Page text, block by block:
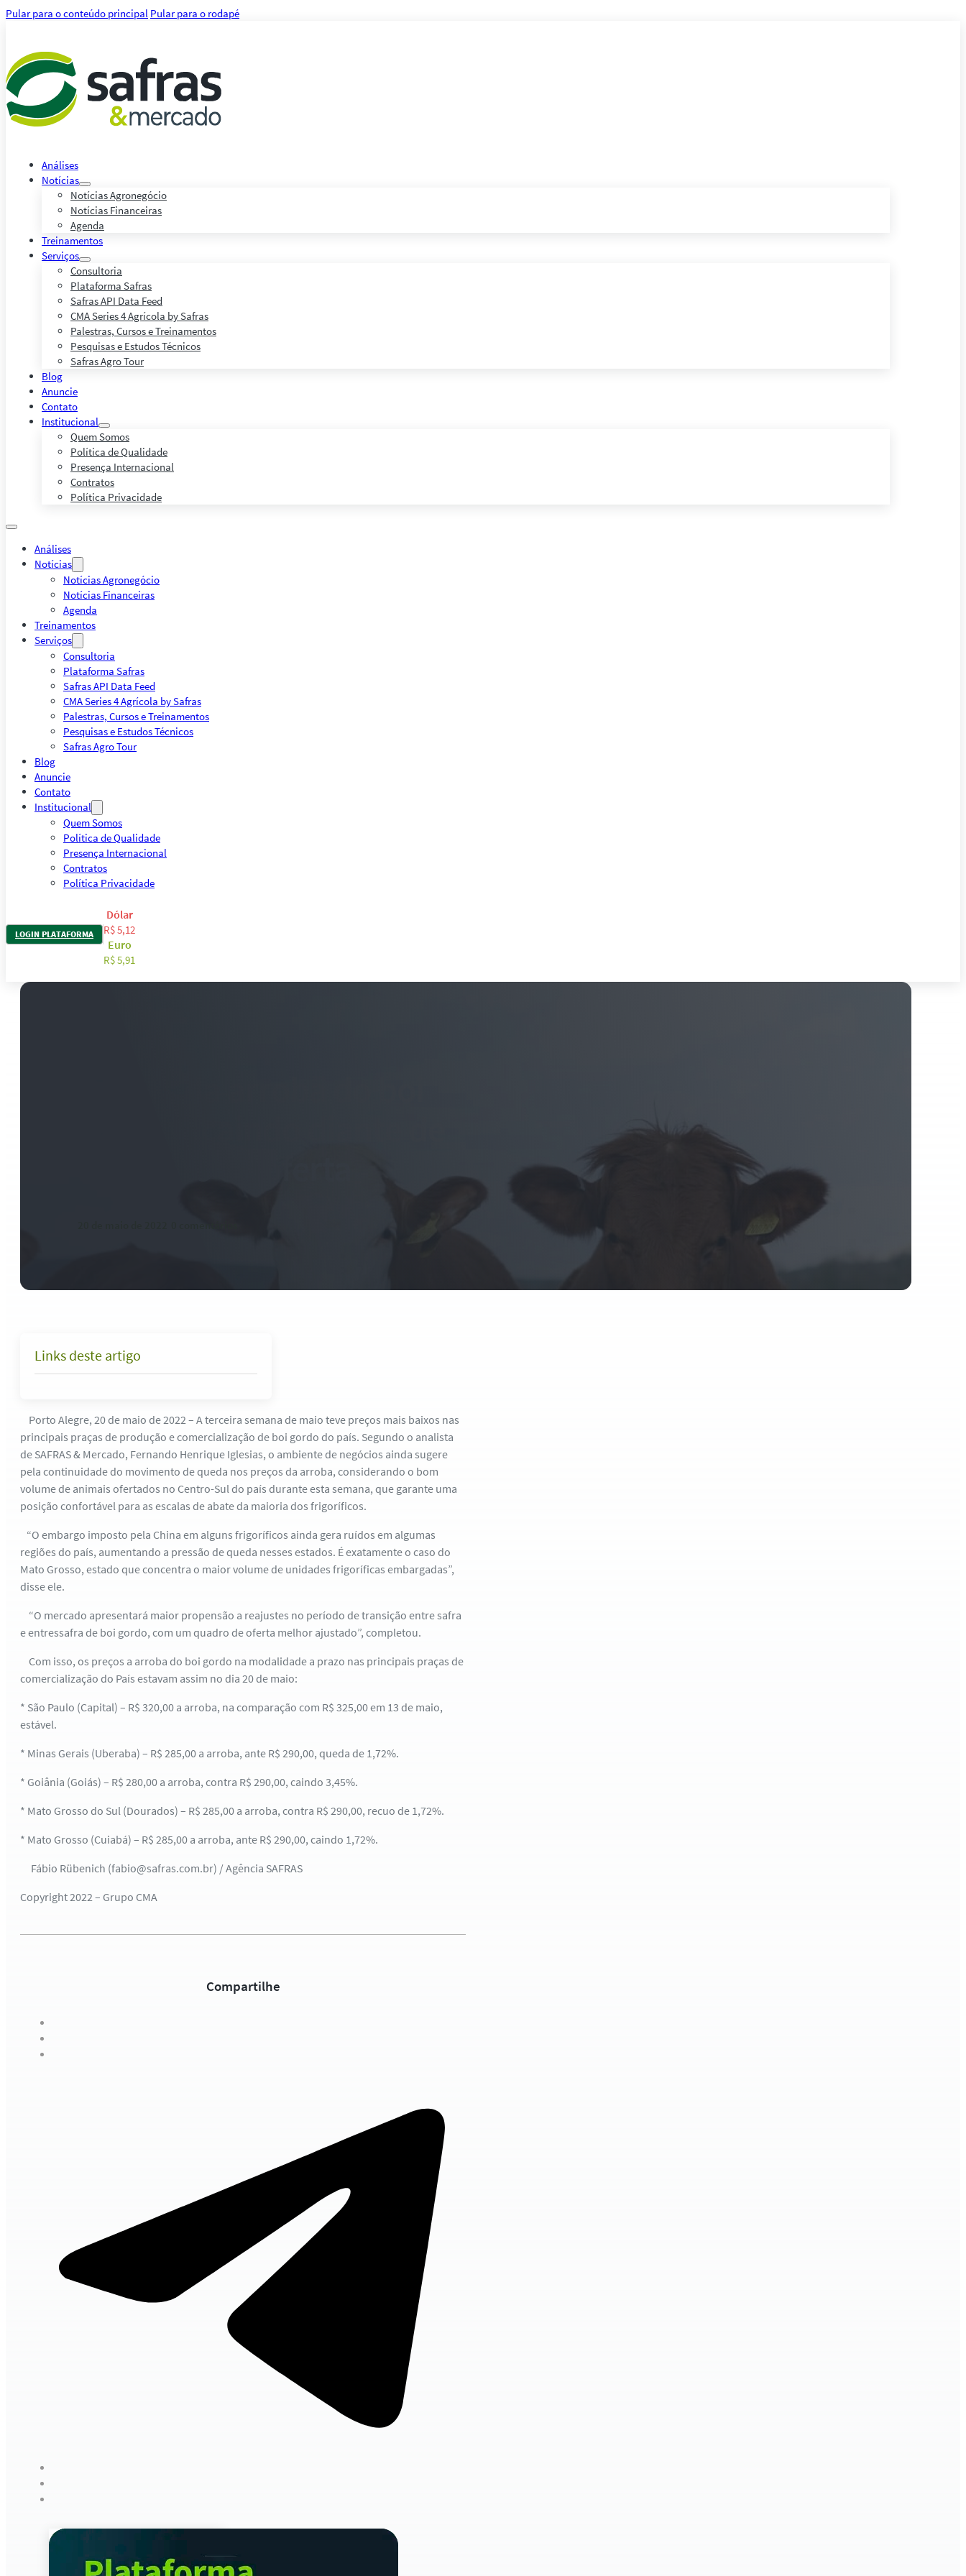
Pular para o conteúdo principal Pular para o rodapé
Análises
Notícias
Notícias Agronegócio
Notícias Financeiras
Agenda
Treinamentos
Serviços
Consultoria
Plataforma Safras
Safras API Data Feed
CMA Series 4 Agrícola by Safras
Palestras, Cursos e Treinamentos
Pesquisas e Estudos Técnicos
Safras Agro Tour
Blog
Anuncie
Contato
Institucional
Quem Somos
Política de Qualidade
Presença Internacional
Contratos
Política Privacidade
Análises
Notícias
Notícias Agronegócio
Notícias Financeiras
Agenda
Treinamentos
Serviços
Consultoria
Plataforma Safras
Safras API Data Feed
CMA Series 4 Agrícola by Safras
Palestras, Cursos e Treinamentos
Pesquisas e Estudos Técnicos
Safras Agro Tour
Blog
Anuncie
Contato
Institucional
Quem Somos
Política de Qualidade
Presença Internacional
Contratos
Política Privacidade
LOGIN PLATAFORMA
Dólar
R$ 5,12
Euro
R$ 5,91
Links deste artigo
Porto Alegre, 20 de maio de 2022 – A terceira semana de maio teve preços mais baixos nas
principais praças de produção e comercialização de boi gordo do país. Segundo o analista
de SAFRAS & Mercado, Fernando Henrique Iglesias, o ambiente de negócios ainda sugere
pela continuidade do movimento de queda nos preços da arroba, considerando o bom
volume de animais ofertados no Centro-Sul do país durante esta semana, que garante uma
posição confortável para as escalas de abate da maioria dos frigoríficos.
“O embargo imposto pela China em alguns frigoríficos ainda gera ruídos em algumas
regiões do país, aumentando a pressão de queda nesses estados. É exatamente o caso do
Mato Grosso, estado que concentra o maior volume de unidades frigoríficas embargadas”,
disse ele.
“O mercado apresentará maior propensão a reajustes no período de transição entre safra
e entressafra de boi gordo, com um quadro de oferta melhor ajustado”, completou.
Com isso, os preços a arroba do boi gordo na modalidade a prazo nas principais praças de
comercialização do País estavam assim no dia 20 de maio:
* São Paulo (Capital) – R$ 320,00 a arroba, na comparação com R$ 325,00 em 13 de maio,
estável.
* Minas Gerais (Uberaba) – R$ 285,00 a arroba, ante R$ 290,00, queda de 1,72%.
* Goiânia (Goiás) – R$ 280,00 a arroba, contra R$ 290,00, caindo 3,45%.
* Mato Grosso do Sul (Dourados) – R$ 285,00 a arroba, contra R$ 290,00, recuo de 1,72%.
* Mato Grosso (Cuiabá) – R$ 285,00 a arroba, ante R$ 290,00, caindo 1,72%.
Fábio Rübenich (fabio@safras.com.br) / Agência SAFRAS
Copyright 2022 – Grupo CMA
Compartilhe